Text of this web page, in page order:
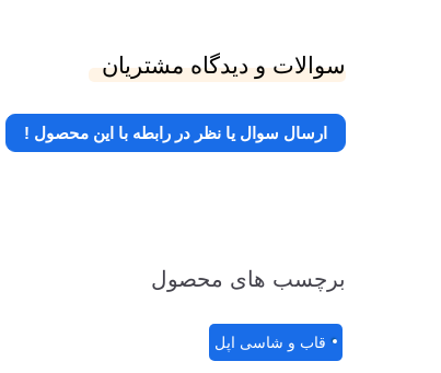
سوالات و دیدگاه مشتریان
ارسال سوال یا نظر در رابطه با این محصول !
برچسب های محصول
قاب و شاسی اپل